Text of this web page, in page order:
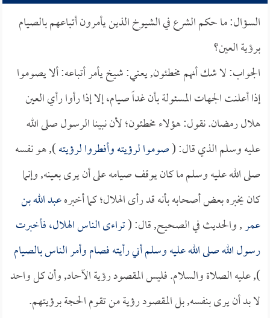
السؤال: ما حكم الشرع في الشيوخ الذين يأمرون أتباعهم بالصيام
برؤية العين؟
الجواب: لا شك أنهم مخطئون, يعني: شيخ يأمر أتباعه: ألا يصوموا
إذا أعلنت الجهات المسئولة بأن غداً صيام، إلا إذا رأوا رأي العين
هلال رمضان. نقول: هؤلاء مخطئون؛ لأن نبينا الرسول صلى الله
عليه وسلم الذي قال: (صوموا لرؤيته وأفطروا لرؤيته), هو نفسه
صلى الله عليه وسلم ما كان يوقف صيامه على أن يرى بعينه, وإنما
كان يخبره بعض أصحابه بأنه قد رأى الهلال؛ كما أخبرهعبد الله بن
عمر, والحديث في الصحيح, قال: (تراءى الناس الهلال، فأخبرت
رسول الله صلى الله عليه وسلم أني رأيته فصام وأمر الناس بالصيام
), عليه الصلاة والسلام. فليس المقصود رؤية الآحاد, وأن كل واحد
لا بد أن يرى بنفسه, بل المقصود رؤية من تقوم الحجة برؤيتهم.